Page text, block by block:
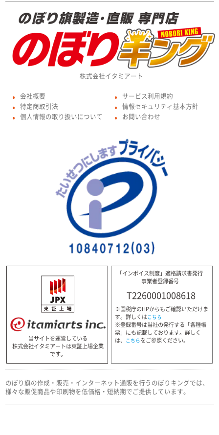
株式会社イタミアート
● 会社概要
● 特定商取引法
● 個人情報の取り扱いについて
● サービス利用規約
● 情報セキュリティ基本方針
● お問い合わせ
当サイトを運営している
株式会社イタミアートは東証上場企業
です。
「インボイス制度」適格請求書発行
事業者登録番号
T2260001008618
※国税庁のHPからもご確認いただけま
す。詳しくはこちら
※登録番号は当社の発行する「各種帳
票」にも記載しております。詳しく
は、 こちらをご参照ください。
のぼり旗の作成・販売・インターネット通販を行うのぼりキングでは、
様々な販促商品や印刷物を低価格・短納期でご提供しています。